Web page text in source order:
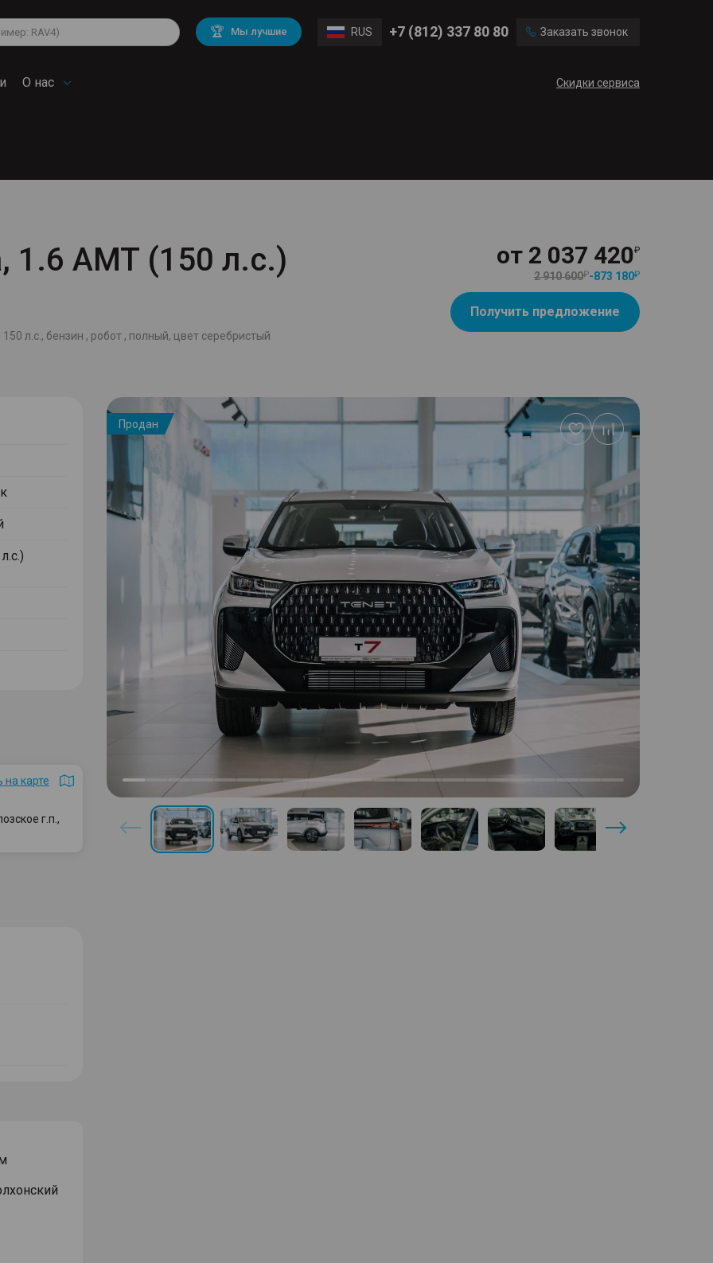
🏆 Мы лучшие RUS +7 (812) 337 80 80 Заказать звонок
О нас Скидки сервиса
Mitsubishi BMW
Chevrolet Volvo
1.6 AMT (150 л.с.)
л.с., бензин , робот , полный, цвет серебристый
от 2 037 420
2 910 600 -873 180
Получить предложение
на карте
г.п.,
Продан
Добавить
в